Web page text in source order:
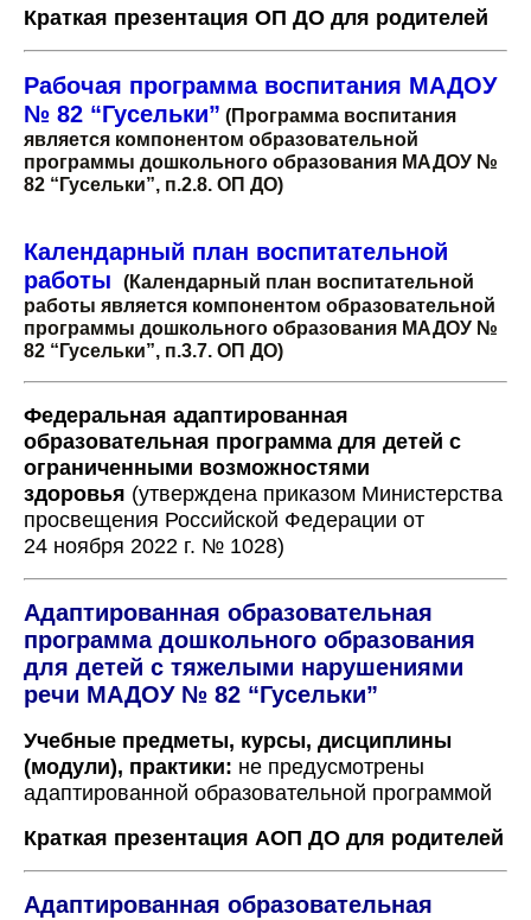
Краткая презентация ОП ДО для родителей
Рабочая программа воспитания МАДОУ
№ 82 “Гусельки” (Программа воспитания
является компонентом образовательной
программы дошкольного образования МАДОУ №
82 “Гусельки”, п.2.8. ОП ДО)
Календарный план воспитательной
работы
(Календарный план воспитательной
работы является компонентом образовательной
программы дошкольного образования МАДОУ №
82 “Гусельки”, п.3.7. ОП ДО)
Федеральная адаптированная
образовательная программа для детей с
ограниченными возможностями
здоровья (утверждена приказом Министерства
просвещения Российской Федерации от
24 ноября 2022 г. № 1028)
Адаптированная образовательная
программа дошкольного образования
для детей с тяжелыми нарушениями
речи МАДОУ № 82 “Гусельки”
Учебные предметы, курсы, дисциплины
(модули), практики: не предусмотрены
адаптированной образовательной программой
Краткая презентация АОП ДО для родителей
Адаптированная образовательная